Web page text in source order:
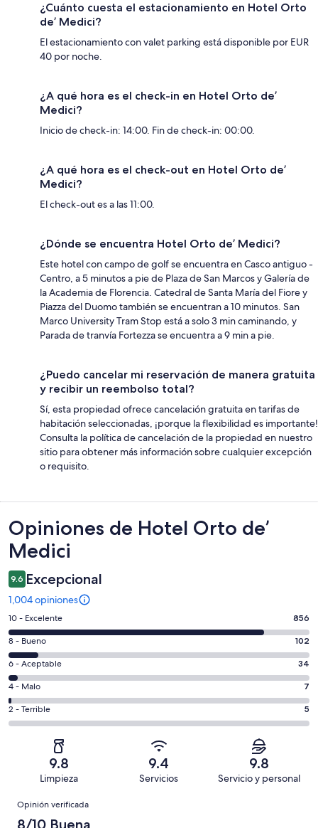
¿Cuánto cuesta el estacionamiento en Hotel Orto
de’ Medici?
El estacionamiento con valet parking está disponible por EUR
40 por noche.
¿A qué hora es el check-in en Hotel Orto de’
Medici?
Inicio de check-in: 14:00. Fin de check-in: 00:00.
¿A qué hora es el check-out en Hotel Orto de’
Medici?
El check-out es a las 11:00.
¿Dónde se encuentra Hotel Orto de’ Medici?
Este hotel con campo de golf se encuentra en Casco antiguo -
Centro, a 5 minutos a pie de Plaza de San Marcos y Galería de
la Academia de Florencia. Catedral de Santa María del Fiore y
Piazza del Duomo también se encuentran a 10 minutos. San
Marco University Tram Stop está a solo 3 min caminando, y
Parada de tranvía Fortezza se encuentra a 9 min a pie.
¿Puedo cancelar mi reservación de manera gratuita
y recibir un reembolso total?
Sí, esta propiedad ofrece cancelación gratuita en tarifas de
habitación seleccionadas, ¡porque la flexibilidad es importante!
Consulta la política de cancelación de la propiedad en nuestro
sitio para obtener más información sobre cualquier excepción
o requisito.
Opiniones
Opiniones de Hotel Orto de’
Medici
9.6 Excepcional
1,004 opiniones
Puntuación
de
10,
es
decir,
Excelente.
Basada
en
opiniones
10 - Excelente 856
Puntuación
de
8,
es
decir,
Bueno.
opiniones
8 - Bueno 102
Puntuación
de
6,
es
decir,
Aceptable.
de
1004
6 - Aceptable 34
Puntuación
de
4,
Basada
de
4 - Malo 7
Puntuación
de
Terrible.
Basada
2 - Terrible 5
9.8
Limpieza
9.4
Servicios
9.8
Servicio y personal
Opiniones
Opinión verificada
8/10 Buena